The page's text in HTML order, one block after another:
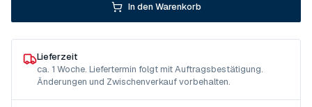
In den Warenkorb
Lieferzeit
ca. 1 Woche. Liefertermin folgt mit Auftragsbestätigung.
Änderungen und Zwischenverkauf vorbehalten.